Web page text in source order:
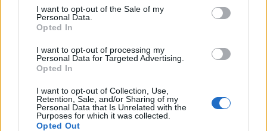
services and may gather and store information including but
not limited to your visit or usage behaviour. You may click to
grant or deny consent to Google and its third-party tags to
consent section.
I want to opt-out of the Sale of my
Personal Data.
Opted In
I want to opt-out of processing my
Personal Data for Targeted Advertising.
Opted In
I want to opt-out of Collection, Use,
Retention, Sale, and/or Sharing of my
Personal Data that Is Unrelated with the
Purposes for which it was collected.
Opted Out
Palio Marinaro dell’Argentario 2026: